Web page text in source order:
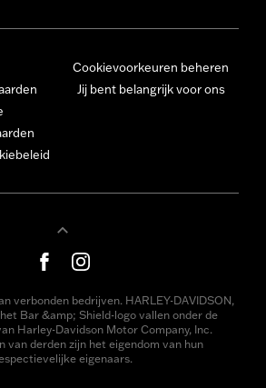
Cookievoorkeuren beheren
Jij bent belangrijk voor ons
verbonden bedrijven. HARLEY-DAVIDSON,
Bar &amp; Shield-logo vallen onder de
Harley-Davidson Motor Company, Inc.
van derden zijn het eigendom van hun
eigenaars.